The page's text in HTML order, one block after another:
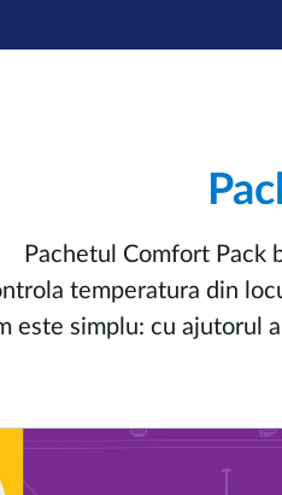
Pachetul Comfort Pack
temperatura din
este simplu: cu ajutorul